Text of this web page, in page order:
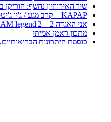
שיר האירווזיון נחשף: הוריקן
KAPAP – קרב מגע / ג'יו ג'יטסו ישראלי
אני האגדה 2 – I AM legend 2
מתכון ראמן אמיתי
כוסמת היתרונות